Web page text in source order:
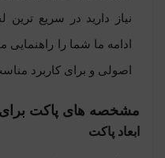
نیاز دارید در سریع
ادامه ما شما را راهنمایی
اصولی و برای کاربرد
مشخصه های پاکت برای
ابعاد پاکت